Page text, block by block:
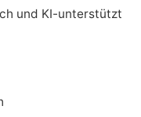
und KI-unterstützt